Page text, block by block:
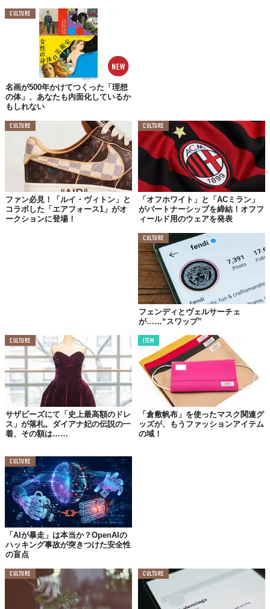
シアンと関係している」など、（中国の気球撃墜に始まる）昨今
の“UFO目撃ブーム”と関連させようと必死の書き込みに溢れた。
無論、一般的なファンにとっては言語道断のデマであるが、「隠
されたメッセージを伝えている」とするコメントは加速し、果て
さりげなくイルミナティのシンボルを見せている
メントまで登場。
© skims/Instagram
もはや手に負えない荒れっぷりだが、本人はスルー。話題性
う点では本人の思惑通りだったりするのだろうか。
実際、フィルム風のノイズ加工も相まってかなり不気味。「宇
宙」をテーマにしたブランド広告などいくらでもあるが、今後は
表現とのバランスが重要になってきそうだ。
それにしても、「UFOの関連」はまだしも「イルミナティのシン
ボル」はどこに見出したのだろうか。見た所それらしきものは見
とか？
増殖し続ける陰謀論信者の皆様に、導きがあらんことを。
TABI LABO
この世界は、もっと広いはずだ。
CULTURE
名画が500年かけてつくった「理想
の体」、あなたも内面化しているか
もしれない
CULTURE
ファン必見！「ルイ・ヴィトン」と
コラボした「エアフォース1」がオ
ークションに登場！
CULTURE
「オフホワイト」と「ACミラン」
がパートナーシップを締結！オフフ
ィールド用のウェアを発表
CULTURE
フェンディとヴェルサーチェ
が……“スワップ”
CULTURE
サザビーズにて「史上最高額のドレ
ス」が落札。ダイアナ妃の伝説の一
着、その額は……
ITEM
「倉敷帆布」を使ったマスク関連グ
ッズが、もうファッションアイテム
の域！
CULTURE
「AIが暴走」は本当か？OpenAIの
ハッキング事故が突きつけた安全性
の盲点
CULTURE CULTURE